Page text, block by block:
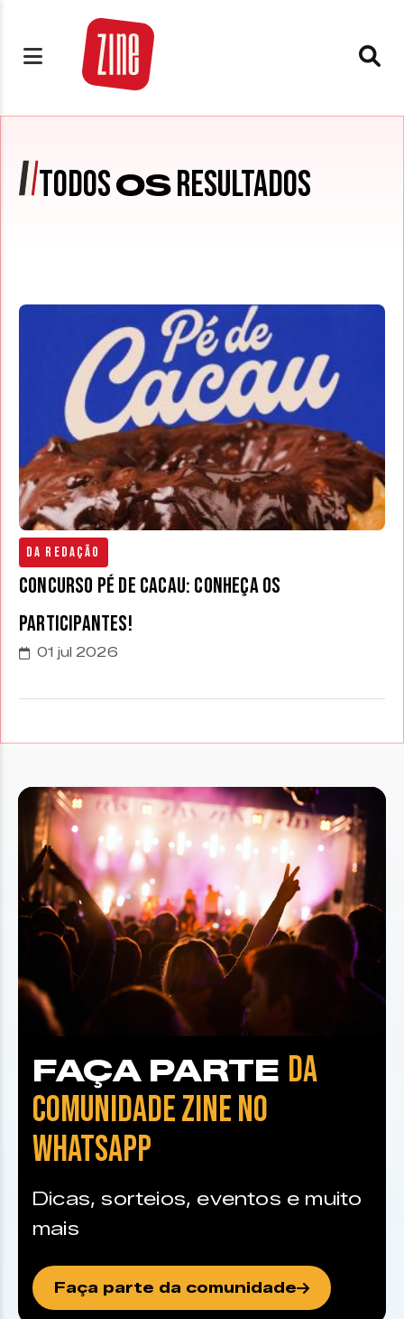
TODOSOSRESULTADOS
Da Redação
Concurso Pé de Cacau: conheça os
participantes!
01 jul 2026
FAÇA PARTE DA
COMUNIDADE ZINE NO
WHATSAPP
Dicas, sorteios, eventos e muito
mais
Faça parte da comunidade